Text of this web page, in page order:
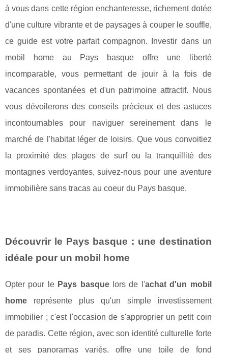
à vous dans cette région enchanteresse, richement dotée
d'une culture vibrante et de paysages à couper le souffle,
ce guide est votre parfait compagnon. Investir dans un
mobil home au Pays basque offre une liberté
incomparable, vous permettant de jouir à la fois de
vacances spontanées et d'un patrimoine attractif. Nous
vous dévoilerons des conseils précieux et des astuces
incontournables pour naviguer sereinement dans le
marché de l'habitat léger de loisirs. Que vous convoitiez
la proximité des plages de surf ou la tranquillité des
montagnes verdoyantes, suivez-nous pour une aventure
immobilière sans tracas au coeur du Pays basque.
Découvrir le Pays basque : une destination
idéale pour un mobil home
Opter pour le Pays basquelors de l'achat d'un mobil
home représente plus qu'un simple investissement
immobilier ; c'est l'occasion de s'approprier un petit coin
de paradis. Cette région, avec son identité culturelle forte
et ses panoramas variés, offre une toile de fond